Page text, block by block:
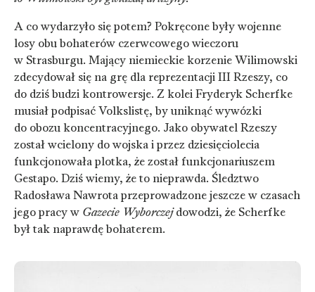
A co wydarzyło się potem? Pokręcone były wojenne
losy obu bohaterów czerwcowego wieczoru
w Strasburgu. Mający niemieckie korzenie Wilimowski
zdecydował się na grę dla reprezentacji III Rzeszy, co
do dziś budzi kontrowersje. Z kolei Fryderyk Scherfke
musiał podpisać Volkslistę, by uniknąć wywózki
do obozu koncentracyjnego. Jako obywatel Rzeszy
został wcielony do wojska i przez dziesięciolecia
funkcjonowała plotka, że został funkcjonariuszem
Gestapo. Dziś wiemy, że to nieprawda. Śledztwo
Radosława Nawrota przeprowadzone jeszcze w czasach
jego pracy w Gazecie Wyborczejdowodzi, że Scherfke
był tak naprawdę bohaterem.